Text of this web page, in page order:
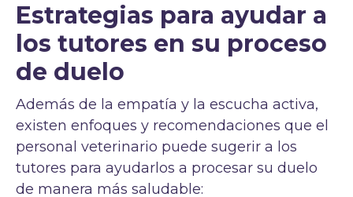
Estrategias para ayudar a
los tutores en su proceso
de duelo
Además de la empatía y la escucha activa,
existen enfoques y recomendaciones que el
personal veterinario puede sugerir a los
tutores para ayudarlos a procesar su duelo
de manera más saludable: